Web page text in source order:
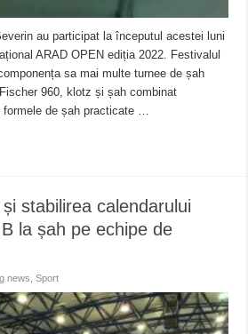
au participat la începutul acestei luni
ARAD OPEN ediția 2022. Festivalul
sa mai multe turnee de șah
960, klotz și șah combinat
de șah practicate …
stabilirea calendarului
la șah pe echipe de
news ,Sport